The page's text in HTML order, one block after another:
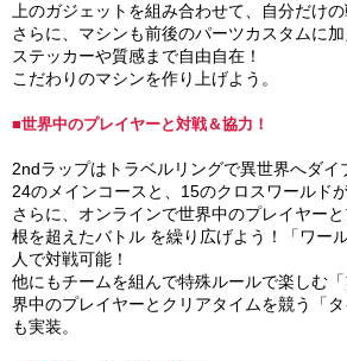
上のガジェットを組み合わせて、自分だけの
さらに、マシンも前後のパーツカスタムに加
ステッカーや質感まで自由自在！
こだわりのマシンを作り上げよう。
■世界中のプレイヤーと対戦＆協力！
2ndラップはトラベルリングで異世界へダイ
24のメインコースと、15のクロスワールド
さらに、オンラインで世界中のプレイヤー
根を超えたバトル を繰り広げよう！「ワー
人で対戦可能！
他にもチームを組んで特殊ルールで楽しむ
界中のプレイヤーとクリアタイムを競う「
も実装。